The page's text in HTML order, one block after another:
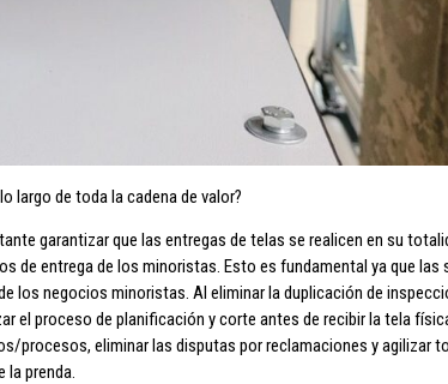
largo de toda la cadena de valor?
garantizar que las entregas de telas se realicen en su
de entrega de los minoristas. Esto es fundamental ya que las
los negocios minoristas. Al eliminar la duplicación de
el proceso de planificación y corte antes de recibir la tela
procesos, eliminar las disputas por reclamaciones y agilizar
la prenda.